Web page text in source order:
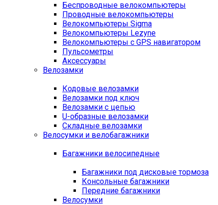
Беспроводные велокомпьютеры
Проводные велокомпьютеры
Велокомпьютеры Sigma
Велокомпьютеры Lezyne
Велокомпьютеры с GPS навигатором
Пульсометры
Аксессуары
Велозамки
Кодовые велозамки
Велозамки под ключ
Велозамки с цепью
U-образные велозамки
Складные велозамки
Велосумки и велобагажники
Багажники велосипедные
Багажники под дисковые тормоза
Консольные багажники
Передние багажники
Велосумки